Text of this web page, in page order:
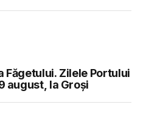
Făgetului. Zilele Portului
august, la Groși